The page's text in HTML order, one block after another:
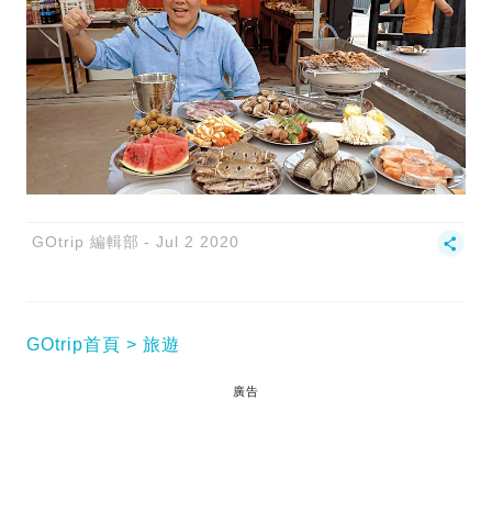
GOtrip 編輯部 Jul 2 2020
GOtrip首頁 旅遊
廣告